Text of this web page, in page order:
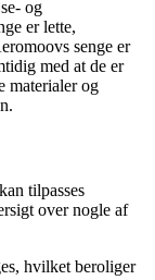
og
er lette,
senge er
med at de er
materialer og
tilpasses
over nogle af
hvilket beroliger